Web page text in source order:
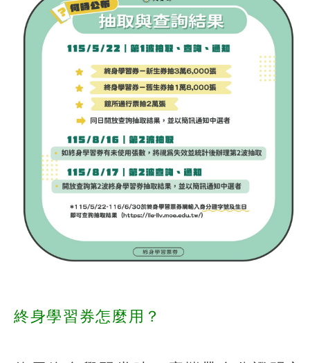
終身學習券怎麼用？